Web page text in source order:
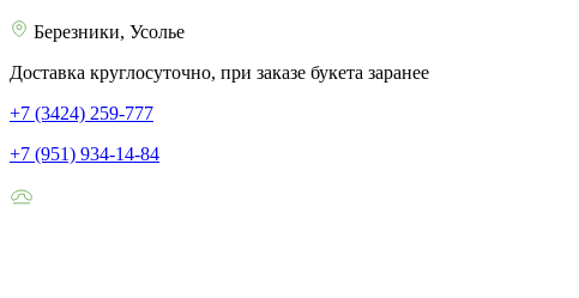
Березники, Усолье
Доставка круглосуточно, при заказе букета заранее
+7 (3424) 259-777
+7 (951) 934-14-84